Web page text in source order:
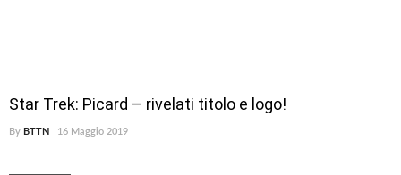
Star Trek: Picard – rivelati titolo e logo!
By BTTN 16 Maggio 2019